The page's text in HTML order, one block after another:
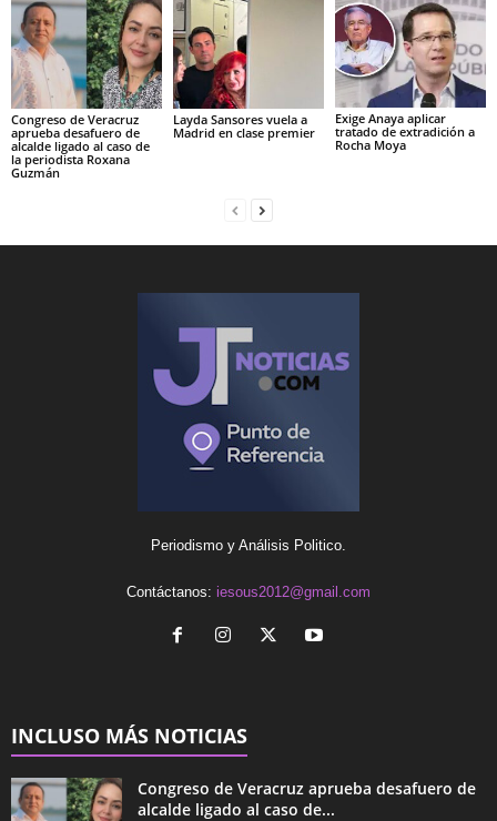
Congreso de Veracruz
aprueba desafuero de
alcalde ligado al caso de
la periodista Roxana
Guzmán
Layda Sansores vuela a
Madrid en clase premier
Exige Anaya aplicar
tratado de extradición a
Rocha Moya
Periodismo y Análisis Politico.
Contáctanos: iesous2012@gmail.com
INCLUSO MÁS NOTICIAS
Congreso de Veracruz aprueba desafuero de
alcalde ligado al caso de...